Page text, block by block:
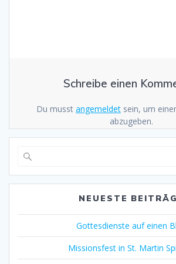
Schreibe einen
Du musst angemeldet sein, um
abzugeben.
NEUESTE
Gottesdienste auf einen
Missionsfest in St. Martin